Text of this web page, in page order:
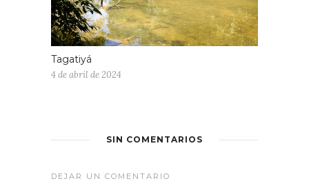
Tagatiyá
4 de abril de 2024
SIN COMENTARIOS
DEJAR UN COMENTARIO